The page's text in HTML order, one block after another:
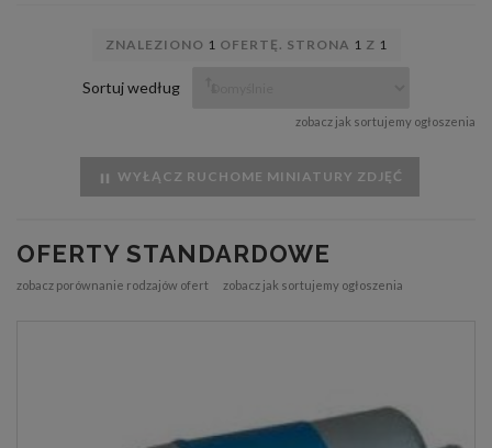
ZNALEZIONO 1 OFERTĘ. STRONA 1 Z 1
Sortuj według
zobacz jak sortujemy ogłoszenia
WYŁĄCZ RUCHOME MINIATURY ZDJĘĆ
OFERTY STANDARDOWE
zobacz porównanie rodzajów ofert zobacz jak sortujemy ogłoszenia